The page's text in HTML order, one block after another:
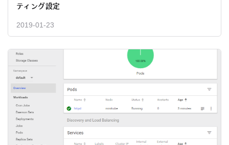
ティング設定
2019-01-23